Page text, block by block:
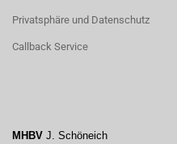
Privatsphäre und Datenschutz
Callback Service
MHBV J. Schöneich